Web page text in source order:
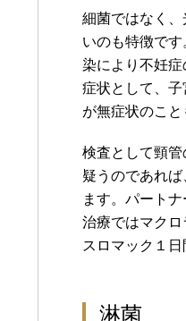
細菌ではなく
いのも特徴で
染により不妊症
症状として、
が無症状のこと
検査として頸
疑うのであれ
ます。パート
治療ではマク
スロマック１
淋菌